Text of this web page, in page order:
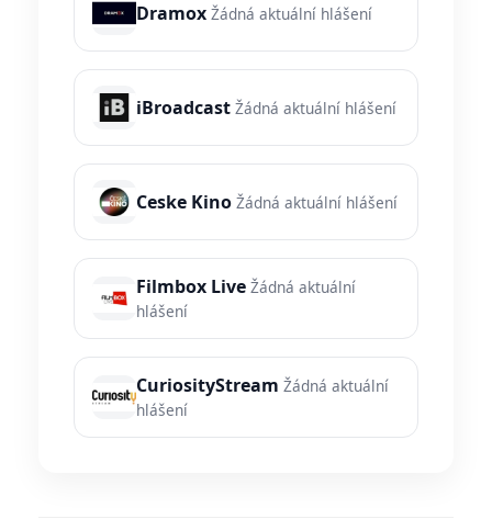
Dramox Žádná aktuální hlášení
iBroadcast Žádná aktuální hlášení
Ceske Kino Žádná aktuální hlášení
Filmbox Live Žádná aktuální
hlášení
CuriosityStream Žádná aktuální
hlášení